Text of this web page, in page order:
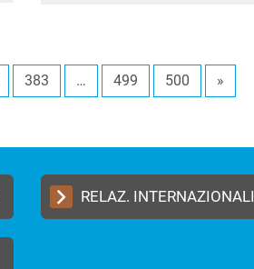
383 … 499 500 »
RELAZ. INTERNAZIONALI